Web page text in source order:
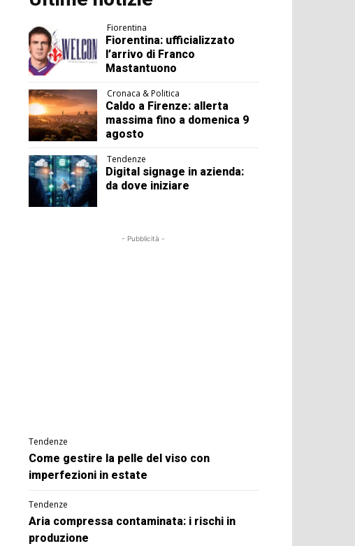
Fiorentina
Fiorentina: ufficializzato
l’arrivo di Franco
Mastantuono
Cronaca & Politica
Caldo a Firenze: allerta
massima fino a domenica 9
agosto
Tendenze
Digital signage in azienda:
da dove iniziare
- Pubblicità -
Tendenze
Come gestire la pelle del viso con
imperfezioni in estate
Tendenze
Aria compressa contaminata: i rischi in
produzione